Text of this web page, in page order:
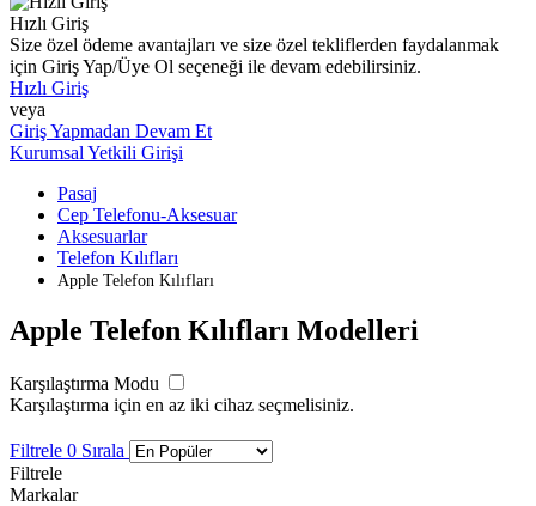
Hızlı Giriş
Size özel ödeme avantajları ve size özel tekliflerden faydalanmak
için Giriş Yap/Üye Ol seçeneği ile devam edebilirsiniz.
Hızlı Giriş
veya
Giriş Yapmadan Devam Et
Kurumsal Yetkili Girişi
Pasaj
Cep Telefonu-Aksesuar
Aksesuarlar
Telefon Kılıfları
Apple Telefon Kılıfları
Apple Telefon Kılıfları Modelleri
Karşılaştırma Modu
Karşılaştırma için en az iki cihaz seçmelisiniz.
Filtrele 0 Sırala
Filtrele
Markalar